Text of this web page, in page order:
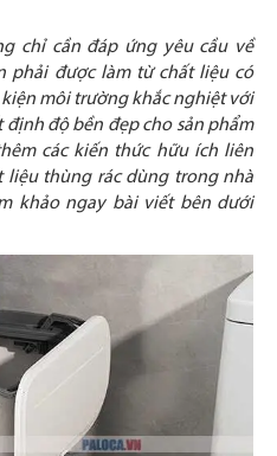
chỉ cần đáp ứng yêu cầu về
phải được làm từ chất liệu có
môi trường khắc nghiệt với
định độ bền đẹp cho sản phẩm
các kiến thức hữu ích liên
liệu thùng rác dùng trong nhà
khảo ngay bài viết bên dưới